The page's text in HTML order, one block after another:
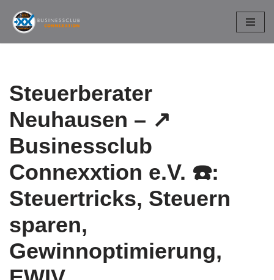
Zum
Steuerberater
Neuhausen – ↗️
Businessclub
Connexxtion e.V. ☎️:
Steuertricks, Steuern
sparen,
Gewinnoptimierung,